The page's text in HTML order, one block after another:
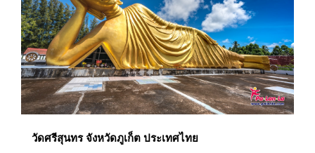
วัดศรีสุนทร จังหวัดภูเก็ต ประเทศไทย